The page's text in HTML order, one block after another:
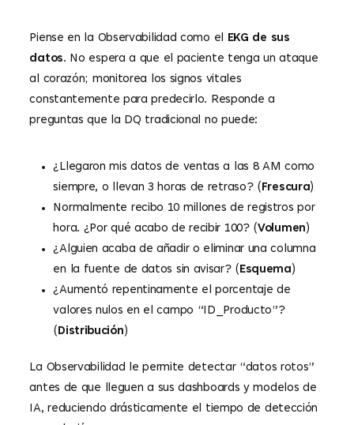
Piense en la Observabilidad como el
EKG de sus
datos. No espera a que el paciente tenga un ataque
al corazón; monitorea los signos vitales
constantemente para predecirlo. Responde a
preguntas que la DQ tradicional no puede:
¿Llegaron mis datos de ventas a las 8 AM como
siempre, o llevan 3 horas de retraso? ( Frescura)
Normalmente recibo 10 millones de registros por
hora. ¿Por qué acabo de recibir 100? (Volumen )
¿Alguien acaba de añadir o eliminar una columna
en la fuente de datos sin avisar? ( Esquema )
¿Aumentó repentinamente el porcentaje de
valores nulos en el campo “ID_Producto”?
( Distribución )
La Observabilidad le permite detectar “datos rotos”
antes de que lleguen a sus dashboards y modelos de
IA, reduciendo drásticamente el tiempo de detección